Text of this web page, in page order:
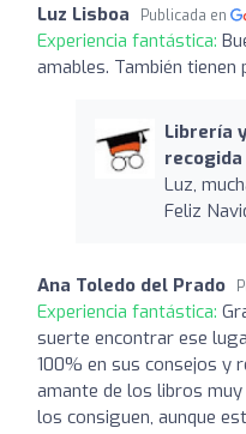
Luz Lisboa Publicada en
Experiencia fantástica:
amables. También tienen
Librería
Luz,
Feliz
Ana Toledo del Prado
Experiencia fantástica:
suerte encontrar ese
100% en sus consejos y
amante de los libros
los consiguen, aunque